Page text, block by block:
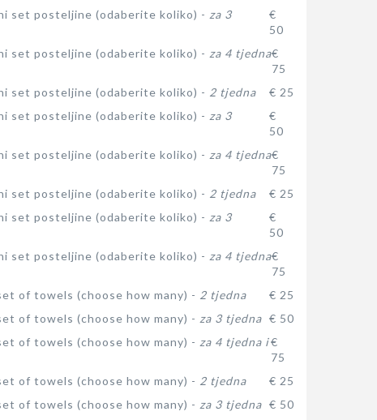
set posteljine (odaberite koliko) - za 3
€
50
set posteljine (odaberite koliko) - za 4 tjedna€
75
set posteljine (odaberite koliko) - 2 tjedna
€ 25
set posteljine (odaberite koliko) - za 3
€
50
set posteljine (odaberite koliko) - za 4 tjedna€
75
set posteljine (odaberite koliko) - 2 tjedna
€ 25
set posteljine (odaberite koliko) - za 3
€
50
set posteljine (odaberite koliko) - za 4 tjedna€
75
of towels (choose how many) - 2 tjedna
€ 25
of towels (choose how many) - za 3 tjedna € 50
of towels (choose how many) - za 4 tjedna i€
75
of towels (choose how many) - 2 tjedna
€ 25
of towels (choose how many) - za 3 tjedna € 50